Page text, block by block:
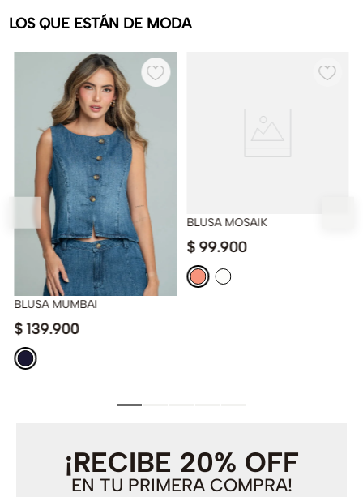
LOS QUE ESTÁN DE MODA
BLUSA MUMBAI
$ 139.900
BLUSA MOSAIK
$ 99.900
¡RECIBE 20% OFF
EN TU PRIMERA COMPRA!